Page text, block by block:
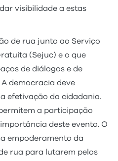
visibilidade a estas
de rua junto ao Serviço
(Sejuc) e o que
de diálogos e de
democracia deve
efetivação da cidadania.
a participação
deste evento. O
empoderamento da
rua para lutarem pelos